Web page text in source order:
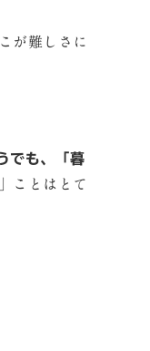
が難しさに
でも、「暮
ことはとて